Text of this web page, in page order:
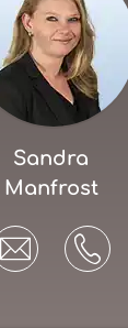
Sandra
Manfrost